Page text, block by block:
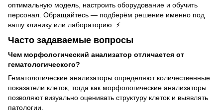
оптимальную модель, настроить оборудование и обучить
персонал. Обращайтесь — подберём решение именно под
вашу клинику или лабораторию. ⚡
Часто задаваемые вопросы
Чем морфологический анализатор отличается от
гематологического?
Гематологические анализаторы определяют количественные
показатели клеток, тогда как морфологические анализаторы
позволяют визуально оценивать структуру клеток и выявлять
патологии.